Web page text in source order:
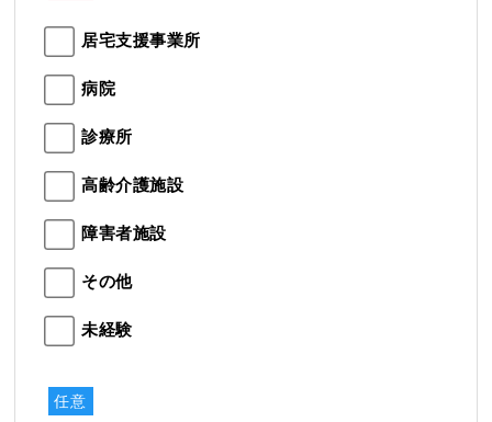
居宅支援事業所
病院
診療所
高齢介護施設
障害者施設
その他
未経験
任意